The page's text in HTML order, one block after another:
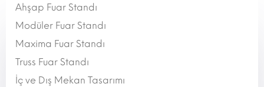
Ahşap Fuar Standı
Modüler Fuar Standı
Maxima Fuar Standı
Truss Fuar Standı
İç ve Dış Mekan Tasarımı